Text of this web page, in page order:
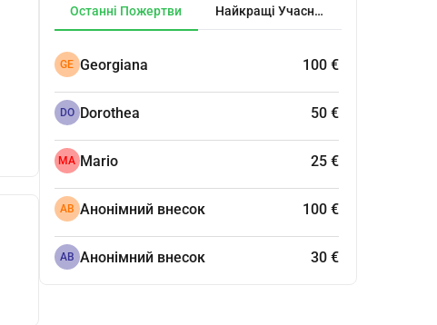
Останні Пожертви Найкращі Учасники
GE Georgiana 100 €
DO Dorothea 50 €
MA Mario 25 €
АВ Анонімний внесок 100 €
АВ Анонімний внесок 30 €